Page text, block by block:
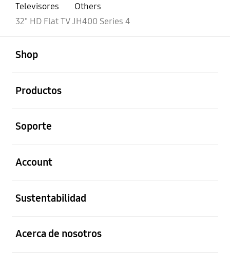
Televisores
Others
32" HD Flat TV JH400 Series 4
Shop
Productos
Soporte
Account
Sustentabilidad
Acerca de nosotros